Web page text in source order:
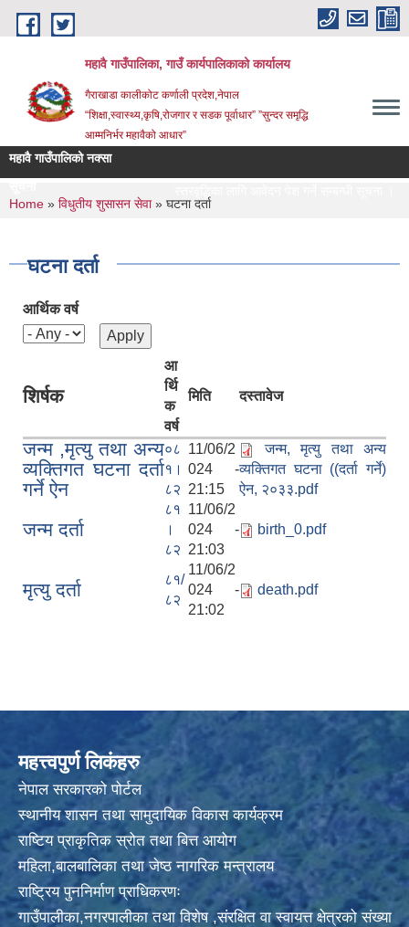
Skip to main content
महावै गाउँपालिका, गाउँ कार्यपालिकाको कार्यालय
गैराखाडा कालीकोट कर्णाली प्रदेश,नेपाल
“शिक्षा,स्वास्थ्य,कृषि,रोजगार र सडक पूर्वाधार” ”सुन्दर समृद्धि
आम्मनिर्भर महावैको आधार”
महावै गाउँपालिको नक्सा
You are here
Home » विधुतीय शुसासन सेवा» घटना दर्ता
घटना दर्ता
आर्थिक वर्ष
शिर्षक
आ
र्थि
क
वर्ष
मिति दस्तावेज
जन्म ,मृत्यु तथा अन्य
व्यक्तिगत घटना दर्ता
गर्ने ऐन
०८
१।
८२
11/06/2
024 -
21:15
जन्म, मृत्यु तथा अन्य
व्यक्तिगत घटना ((दर्ता गर्ने)
ऐन, २०३३.pdf
जन्म दर्ता
८१
।
८२
11/06/2
024 -
21:03
birth_0.pdf
मृत्यु दर्ता
८१/
८२
11/06/2
024 -
21:02
death.pdf
महत्त्वपुर्ण लिकंहरु
नेपाल सरकारको पोर्टल
स्थानीय शासन तथा सामुदायिक विकास कार्यक्रम
राष्टिय प्राकृतिक स्रोत तथा बित्त आयोग
महिला,बालबालिका तथा जेष्ठ नागरिक मन्त्रालय
राष्ट्रिय पुननिर्माण प्राधिकरणः
गाउँपालीका,नगरपालीका तथा विशेष ,संरक्षित वा स्वायत्त क्षेत्रको संख्या